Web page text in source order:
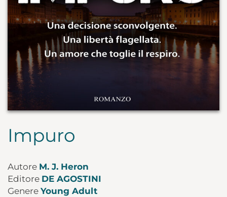
Impuro
Autore M. J. Heron
Editore DE AGOSTINI
Genere Young Adult